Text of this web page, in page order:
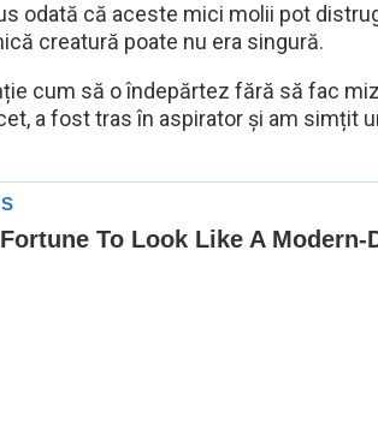
odată că aceste mici molii pot
creatură poate nu era singură.
cum să o îndepărtez fără să fac
a fost tras în aspirator și am simțit